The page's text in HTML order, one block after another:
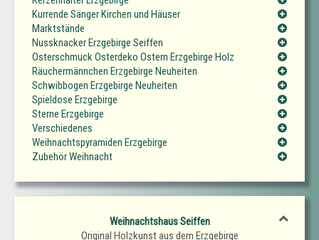
Kurrende Sänger Kirchen und Häuser
Marktstände
Nussknacker Erzgebirge Seiffen
Osterschmuck Osterdeko Ostern Erzgebirge Holz
Räuchermännchen Erzgebirge Neuheiten
Schwibbogen Erzgebirge Neuheiten
Spieldose Erzgebirge
Sterne Erzgebirge
Verschiedenes
Weihnachtspyramiden Erzgebirge
Zubehör Weihnacht
Weihnachtshaus Seiffen
Original Holzkunst aus dem Erzgebirge